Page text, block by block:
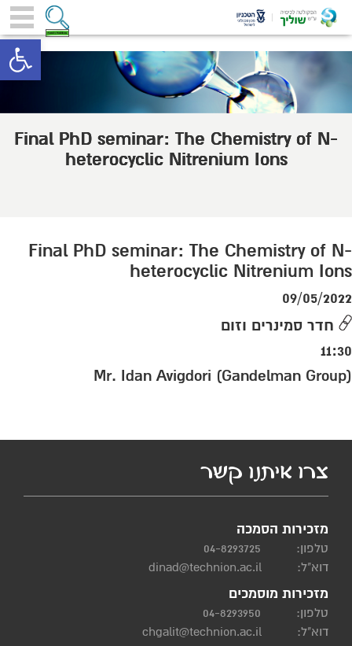
Final PhD seminar: The Chemistry of N-
heterocyclic Nitrenium Ions
Final PhD seminar: The Chemistry of N-
heterocyclic Nitrenium Ions
09/05/2022
חדר סמינרים וזום
11:30
Mr. Idan Avigdori (Gandelman Group)
צרו איתנו קשר
מזכירות הסמכה
טלפון:
04-8293725
דוא"ל:
dinad@technion.ac.il
מזכירות מוסמכים
טלפון:
04-8293950
דוא"ל:
chgalit@technion.ac.il